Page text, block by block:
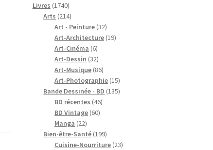
Livres 17401740
produits
Arts 214214
produits
Art - Peinture 3232
produits
Art-Architecture 1919
Art-Cinéma 66
produits
Art-Dessin 3232
produits
Art-Musique 8686
produits
Art-Photographie 1515
produits
Bande Dessinée - BD 135135
BD récentes 4646
BD Vintage 6060
Manga 2222
produits
Bien-être-Santé 199199
produits
Cuisine-Nourriture 2323